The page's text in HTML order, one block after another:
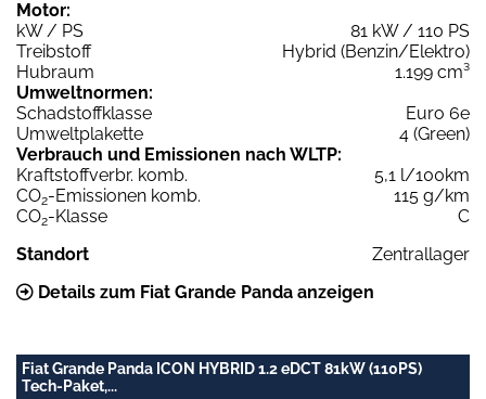
Motor:
kW / PS
81 kW / 110 PS
Treibstoff
Hybrid (Benzin/Elektro)
Hubraum
1.199 cm³
Umweltnormen:
Schadstoffklasse
Euro 6e
Umweltplakette
4 (Green)
Verbrauch und Emissionen nach WLTP:
Kraftstoffverbr. komb.
5,1 l/100km
CO2-Emissionen komb.
115 g/km
CO2-Klasse
C
Standort
Zentrallager
Details zum Fiat Grande Panda anzeigen
Fiat Grande Panda ICON HYBRID 1.2 eDCT 81kW (110PS)
Tech-Paket,...